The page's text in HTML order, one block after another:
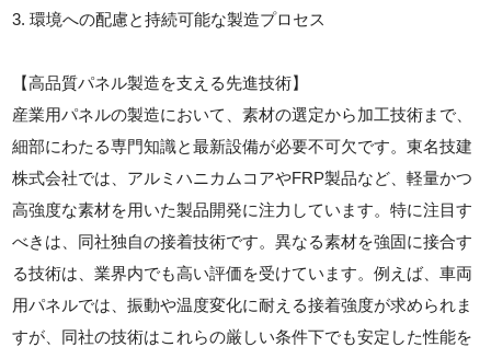
3. 環境への配慮と持続可能な製造プロセス
【高品質パネル製造を支える先進技術】
産業用パネルの製造において、素材の選定から加工技術まで、
細部にわたる専門知識と最新設備が必要不可欠です。東名技建
株式会社では、アルミハニカムコアやFRP製品など、軽量かつ
高強度な素材を用いた製品開発に注力しています。特に注目す
べきは、同社独自の接着技術です。異なる素材を強固に接合す
る技術は、業界内でも高い評価を受けています。例えば、車両
用パネルでは、振動や温度変化に耐える接着強度が求められま
すが、同社の技術はこれらの厳しい条件下でも安定した性能を